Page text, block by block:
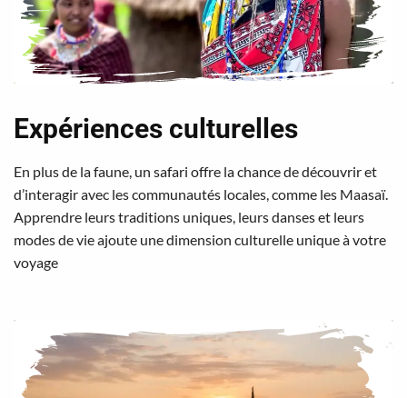
Expériences culturelles
En plus de la faune, un safari offre la chance de découvrir et
d’interagir avec les communautés locales, comme les Maasaï.
Apprendre leurs traditions uniques, leurs danses et leurs
modes de vie ajoute une dimension culturelle unique à votre
voyage